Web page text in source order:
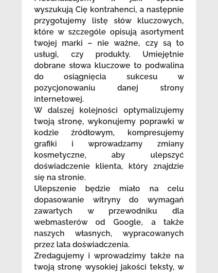
wyszukują Cię kontrahenci, a następnie
przygotujemy listę słów kluczowych,
które w szczególe opisują asortyment
twojej marki – nie ważne, czy są to
usługi, czy produkty. Umiejętnie
dobrane słowa kluczowe to podwalina
do osiągnięcia sukcesu w
pozycjonowaniu danej strony
internetowej.
W dalszej kolejności optymalizujemy
twoją stronę, wykonujemy poprawki w
kodzie źródłowym, kompresujemy
grafiki i wprowadzamy zmiany
kosmetyczne, aby ulepszyć
doświadczenie klienta, który znajdzie
się na stronie.
Ulepszenie będzie miało na celu
dopasowanie witryny do wymagań
zawartych w przewodniku dla
webmasterów od Google, a także
naszych własnych, wypracowanych
przez lata doświadczenia.
Zredagujemy i wprowadzimy także na
twoją stronę wysokiej jakości teksty, w